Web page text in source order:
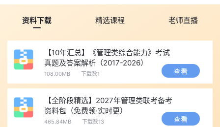
资料下载 精选课程 老师直播
【10年汇总】《管理类综合能力》考试
真题及答案解析（2017-2026）
108.00MB 下载数1 查看
【全阶段精选】2027年管理类联考备考
资料包（免费领·实时更）
465.84MB 下载数13 查看